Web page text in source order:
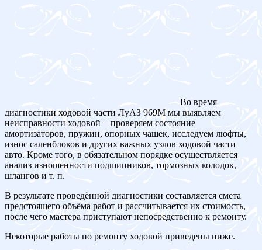
Во время
диагностики ходовой части ЛуАЗ 969M мы выявляем
неисправности ходовой − проверяем состояние
амортизаторов, пружин, опорных чашек, исследуем люфты,
износ саленблоков и других важных узлов ходовой части
авто. Кроме того, в обязательном порядке осуществляется
анализ изношенности подшипников, тормозных колодок,
шлангов и т. п.
В результате проведённой диагностики составляется смета
предстоящего объёма работ и рассчитывается их стоимость,
после чего мастера приступают непосредственно к ремонту.
Некоторые работы по ремонту ходовой приведены ниже.